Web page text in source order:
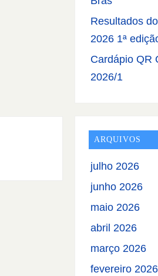
Resultados
2026 1ª
Cardápio QR
2026/1
ARQUIVOS
julho 2026
junho 2026
maio 2026
abril 2026
março 2026
fevereiro 2026